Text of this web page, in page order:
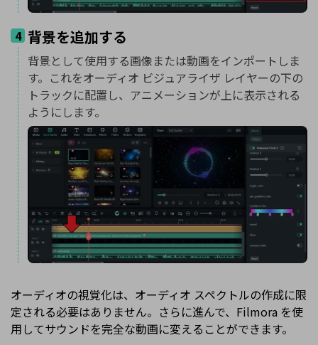
4 背景を追加する
背景として使用する画像または動画をインポートしま
す。これをオーディオ ビジュアライザ レイヤーの下の
トラックに配置し、アニメーションが上に表示される
ようにします。
オーディオの視覚化は、オーディオ スペクトルの作成に限
定される必要はありません。さらに進んで、Filmora を使
用してサウンドを完全な動画に変えることができます。